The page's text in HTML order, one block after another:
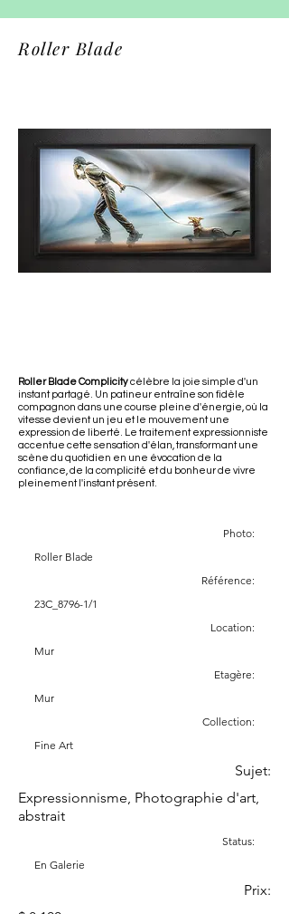
Roller Blade
Roller Blade Complicitycélèbre la joie simple d'un
instant partagé. Un patineur entraîne son fidèle
compagnon dans une course pleine d'énergie, où la
vitesse devient un jeu et le mouvement une
expression de liberté. Le traitement expressionniste
accentue cette sensation d'élan, transformant une
scène du quotidien en une évocation de la
confiance, de la complicité et du bonheur de vivre
pleinement l'instant présent.
Photo:
Roller Blade
Référence:
23C_8796-1/1
Location:
Mur
Etagère:
Mur
Collection:
Fine Art
Sujet:
Expressionnisme, Photographie d'art,
abstrait
Status:
En Galerie
Prix: